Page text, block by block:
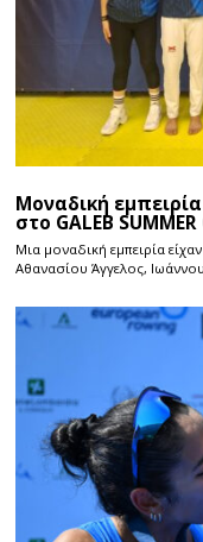
Μοναδική
στο GALEB SUMMER
Μια μοναδική εμπειρία
Αθανασίου Άγγελος,